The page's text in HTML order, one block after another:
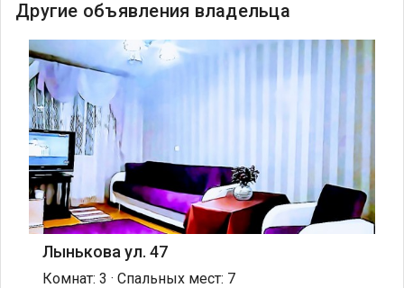
Другие объявления владельца
Лынькова ул. 47
Комнат: 3 · Спальных мест: 7